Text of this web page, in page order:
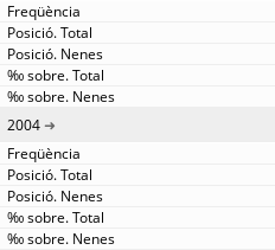
2004